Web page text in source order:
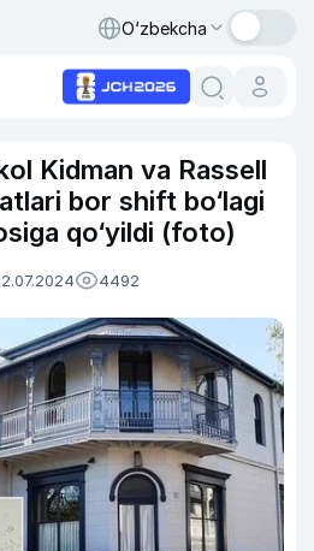
O‘zbekcha
Kidman va Rassell
bor shift bo‘lagi
qo‘yildi (foto)
4492